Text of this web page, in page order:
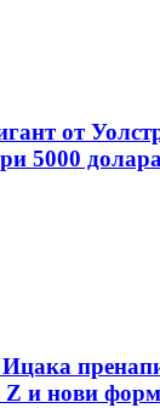
от
5000 долара
Z и нови